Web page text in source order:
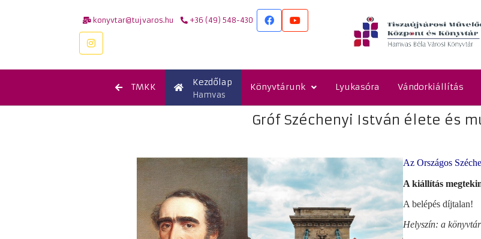
konyvtar@tujvaros.hu +36 (49) 548-430
TMKK Kezdőlap
Hamvas
Könyvtárunk Lyukasóra Vándorkiállítás
Gróf Széchenyi István élete és
Az Országos
A kiállítás
A belépés díjtalan!
Helyszín: a